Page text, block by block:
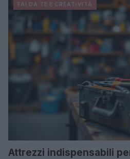
FAI DA TE E CREATIVITÀ
Attrezzi indispensabili